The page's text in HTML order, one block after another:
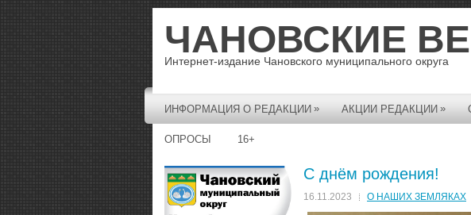
ЧАНОВСКИЕ
Интернет-издание Чановского муниципального округа
ИНФОРМАЦИЯ О РЕДАКЦИИ » АКЦИИ РЕДАКЦИИ »
ОПРОСЫ 16+
С днём рождения!
16.11.2023 О НАШИХ ЗЕМЛЯКАХ